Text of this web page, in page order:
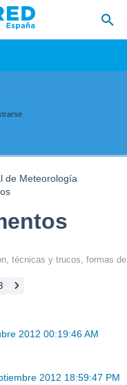
de Meteorología
técnicas y trucos, formas de
2012 00:19:46 AM
2012 18:59:47 PM